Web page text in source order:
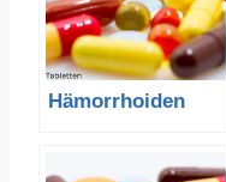
Hämorrhoiden